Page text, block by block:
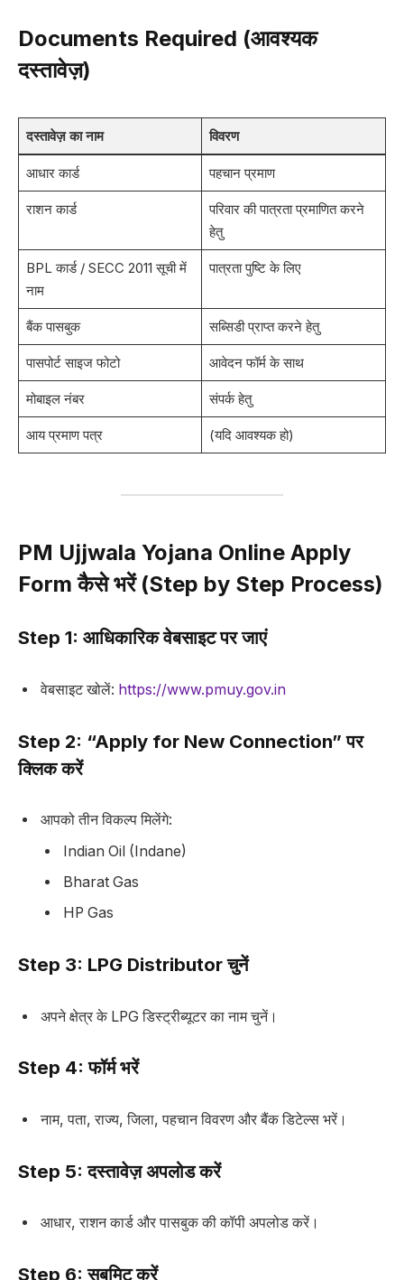
Documents Required (आवश्यक
दस्तावेज़)
दस्तावेज़ का नाम विवरण
आधार कार्ड पहचान प्रमाण
राशन कार्ड
परिवार की पात्रता प्रमाणित करने
हेतु
BPL कार्ड / SECC 2011 सूची में
नाम
पात्रता पुष्टि के लिए
बैंक पासबुक सब्सिडी प्राप्त करने हेतु
पासपोर्ट साइज फोटो आवेदन फॉर्म के साथ
मोबाइल नंबर संपर्क हेतु
आय प्रमाण पत्र (यदि आवश्यक हो)
PM Ujjwala Yojana Online Apply
Form कैसे भरें (Step by Step Process)
Step 1: आधिकारिक वेबसाइट पर जाएं
वेबसाइट खोलें: https://www.pmuy.gov.in
Step 2: “Apply for New Connection” पर
क्लिक करें
आपको तीन विकल्प मिलेंगे:
Indian Oil (Indane)
Bharat Gas
HP Gas
Step 3: LPG Distributor चुनें
अपने क्षेत्र के LPG डिस्ट्रीब्यूटर का नाम चुनें।
Step 4: फॉर्म भरें
नाम, पता, राज्य, जिला, पहचान विवरण और बैंक डिटेल्स भरें।
Step 5: दस्तावेज़ अपलोड करें
आधार, राशन कार्ड और पासबुक की कॉपी अपलोड करें।
Step 6: सबमिट करें